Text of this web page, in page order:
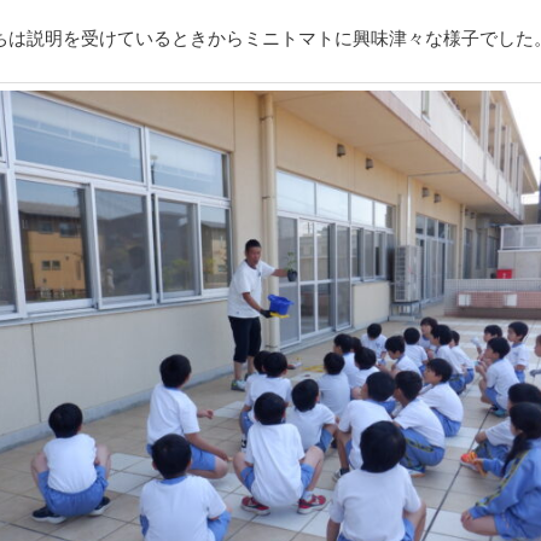
説明を受けているときからミニトマトに興味津々な様子でした